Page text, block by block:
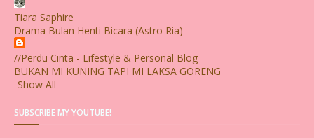
Tiara Saphire
Drama Bulan Henti Bicara (Astro Ria)
//Perdu Cinta - Lifestyle & Personal Blog
BUKAN MI KUNING TAPI MI LAKSA GORENG
Show All
SUBSCRIBE MY YOUTUBE!